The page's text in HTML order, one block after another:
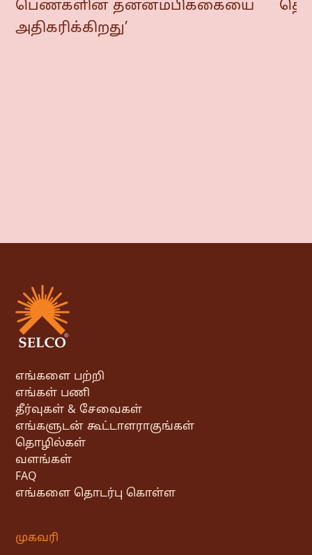
பெண்களின் தன்னம்பிக்கையை
அதிகரிக்கிறது’
எங்களை பற்றி
எங்கள் பணி
தீர்வுகள் & சேவைகள்
எங்களுடன் கூட்டாளராகுங்கள்
தொழில்கள்
வளங்கள்
FAQ
எங்களை தொடர்பு கொள்ள
முகவரி